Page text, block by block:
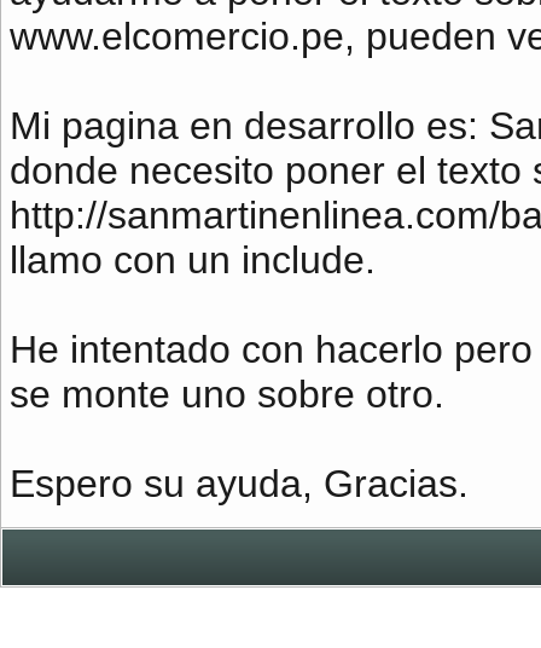
www.elcomercio.pe, pueden
Mi pagina en desarrollo es:
donde necesito poner el texto
http://sanmartinenlinea.com/
llamo con un include.
He intentado con hacerlo
se monte uno sobre otro.
Espero su ayuda, Gracias.